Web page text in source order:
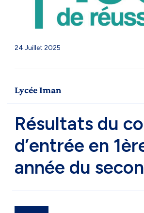
24 Juillet 2025
Lycée Iman
Résultats du
d’entrée en
année du